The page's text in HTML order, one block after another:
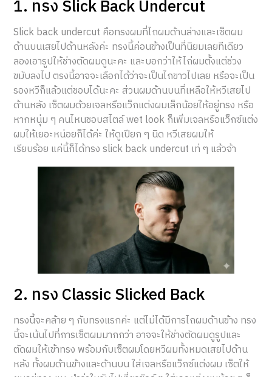
1. ทรง Slick Back Undercut
Slick back undercut คือทรงผมที่ไถผมด้านล่างและเซ็ตผม
ด้านบนเสยไปด้านหลังค่ะ ทรงนี้ค่อนข้างเป็นที่นิยมเลยทีเดียว
ลองเอารูปให้ช่างตัดผมดูนะคะ และบอกว่าให้ไถ่ผมตั้งแต่ช่วง
ขมับลงไป ตรงนี้อาจจะเลือกได้ว่าจะเป็นไถขาวไปเลย หรือจะเป็น
รองหวีก็แล้วแต่ชอบได้นะคะ ส่วนผมด้านบนที่เหลือให้หวีเสยไป
ด้านหลัง เซ็ตผมด้วยเจลหรือแว็กแต่งผมเล็กน้อยให้อยู่ทรง หรือ
หากหนุ่ม ๆ คนไหนชอบสไตล์ wet look ก็เพิ่มเจลหรือแว็กซ์แต่ง
ผมให้เยอะหน่อยก็ได้ค่ะ ให้ดูเปียก ๆ นิด หวีเสยผมให้
เรียบร้อย แค่นี้ก็ได้ทรง slick back undercut เท่ ๆ แล้วจ้า
2. ทรง Classic Slicked Back
ทรงนี้จะคล้าย ๆ กับทรงแรกค่ะ แต่ไม่ได้มีการไถผมด้านข้าง ทรง
นี้จะเน้นไปที่การเซ็ตผมมากกว่า อาจจะให้ช่างตัดผมดูรูปและ
ตัดผมให้เข้าทรง พร้อมกับเซ็ตผมโดยหวีผมทั้งหมดเสยไปด้าน
หลัง ทั้งผมด้านข้างและด้านบน ใส่เจลหรือแว็กซ์แต่งผม เซ็ตให้